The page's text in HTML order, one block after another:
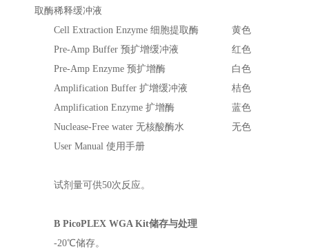
取酶稀释缓冲液
Cell Extraction Enzyme 细胞提取酶
黄色
Pre-Amp Buffer 预扩增缓冲液
红色
Pre-Amp Enzyme 预扩增酶
白色
Amplification Buffer 扩增缓冲液
桔色
Amplification Enzyme 扩增酶
蓝色
Nuclease-Free water 无核酸酶水
无色
User Manual 使用手册
试剂量可供50次反应。
B PicoPLEX WGA Kit储存与处理
-20℃储存。